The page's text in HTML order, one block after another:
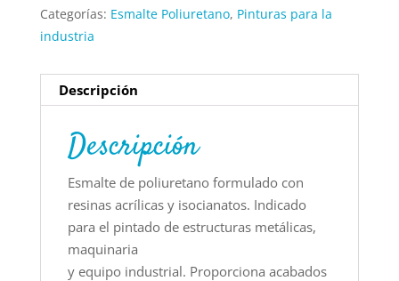
Categorías: Esmalte Poliuretano, Pinturas para la
industria
Descripción
Descripción
Esmalte de poliuretano formulado con
resinas acrílicas y isocianatos. Indicado
para el pintado de estructuras metálicas,
maquinaria
y equipo industrial. Proporciona acabados